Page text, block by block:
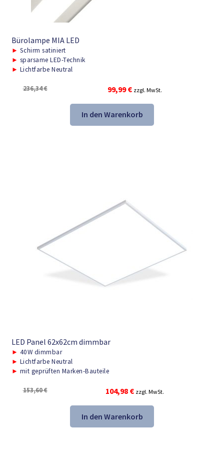
Bürolampe MIA LED
► Schirm satiniert
► sparsame LED-Technik
► Lichtfarbe Neutral
236,34€
Ursprünglicher
war:
236,34 €
99,99€Aktueller
ist:
99,99 €.
zzgl. MwSt.
In den Warenkorb
LED Panel 62x62cm dimmbar
► 40W dimmbar
► Lichtfarbe Neutral
► mit geprüften Marken-Bauteile
153,60€
Ursprünglicher
war:
153,60 €
104,98 €Aktueller
ist:
104,98 €.
zzgl. MwSt.
In den Warenkorb